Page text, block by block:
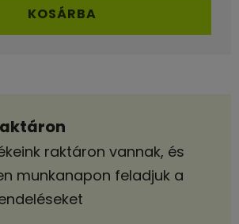
KOSÁRBA
raktáron vannak, és
munkanapon feladjuk a